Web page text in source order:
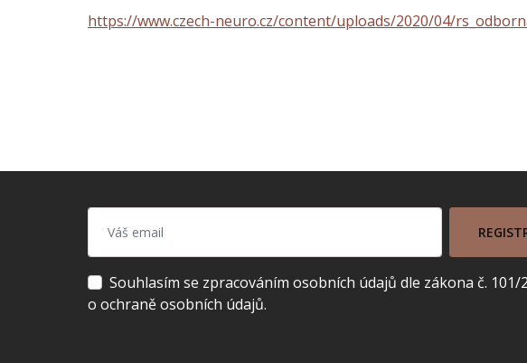
https://www.czech-neuro.cz/content/uploads/2020/04/
Souhlasím se zpracováním osobních údajů dle zákona č. 101/
o ochraně osobních údajů.